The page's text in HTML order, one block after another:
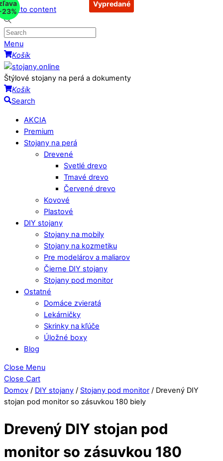
Skip to content
Menu
Košík
Štýlové stojany na perá a dokumenty
Košík
Search
AKCIA
Premium
Stojany na perá
Drevené
Svetlé drevo
Tmavé drevo
Červené drevo
Kovové
Plastové
DIY stojany
Stojany na mobily
Stojany na kozmetiku
Pre modelárov a maliarov
Čierne DIY stojany
Stojany pod monitor
Ostatné
Domáce zvieratá
Lekárničky
Skrinky na kľúče
Úložné boxy
Blog
Close Menu
Close Cart
Domov / DIY stojany / Stojany pod monitor / Drevený DIY
stojan pod monitor so zásuvkou 180 biely
Drevený DIY stojan pod
monitor so zásuvkou 180
Vypredané
Vypredané
Vypredané